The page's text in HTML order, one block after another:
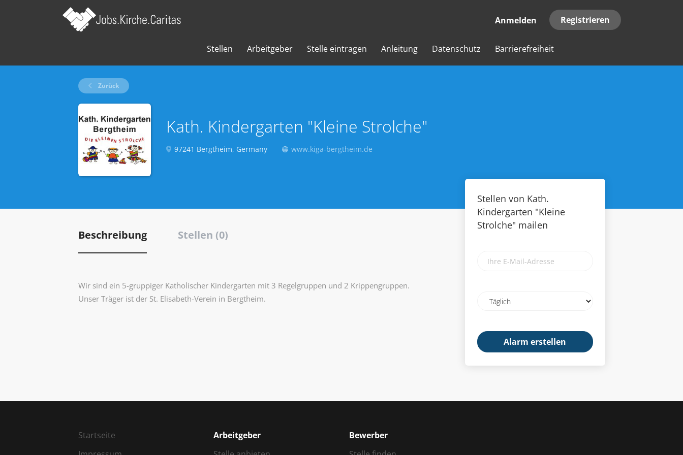
Anmelden Registrieren
Stellen Arbeitgeber Stelle eintragen Anleitung Datenschutz Barrierefreiheit
Zurück
Kath. Kindergarten "Kleine Strolche"
97241 Bergtheim, Germany www.kiga-bergtheim.de
Beschreibung Stellen (0)
Wir sind ein 5-gruppiger Katholischer Kindergarten mit 3 Regelgruppen und 2 Krippengruppen.
Unser Träger ist der St. Elisabeth-Verein in Bergtheim.
Stellen von Kath.
Kindergarten "Kleine
Strolche" mailen
frequency
Startseite
Arbeitgeber
Bewerber